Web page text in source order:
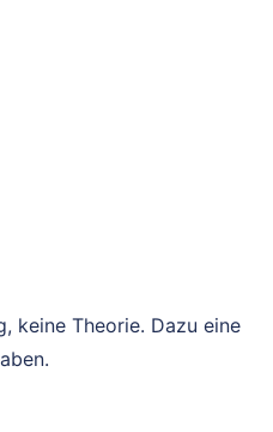
keine Theorie. Dazu eine